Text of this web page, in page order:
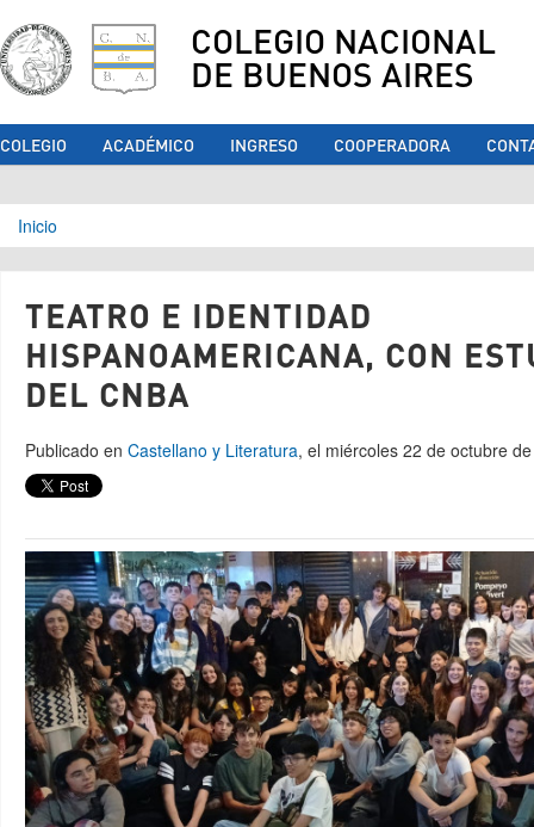
COLEGIO NACIONAL
DE BUENOS AIRES
COLEGIO ACADÉMICO INGRESO COOPERADORA
Se encuentra usted aquí
Inicio
TEATRO E IDENTIDAD
HISPANOAMERICANA, CON
DEL CNBA
Publicado en Castellano y Literatura, el miércoles 22 de octubre